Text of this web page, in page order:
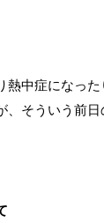
熱中症になっ
、そういう前